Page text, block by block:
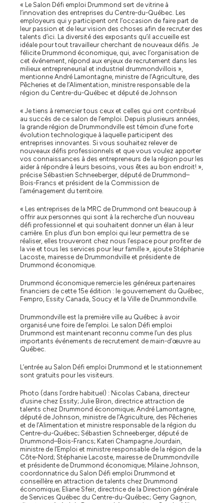
« Le Salon Défi emploi Drummond sert de vitrine à
l’innovation des entreprises du Centre-du-Québec. Les
employeurs qui y participent ont l’occasion de faire part de
leur passion et de leur vision des choses afin de recruter des
talents d’ici. La diversité des exposants qu’il accueille est
idéale pour tout travailleur cherchant de nouveaux défis. Je
félicite Drummond économique, qui, avec l’organisation de
cet événement, répond aux enjeux de recrutement dans les
milieux entrepreneurial et industriel drummondvillois »,
mentionne André Lamontagne, ministre de l’Agriculture, des
Pêcheries et de l’Alimentation, ministre responsable de la
région du Centre-du-Québec et député de Johnson
« Je tiens à remercier tous ceux et celles qui ont contribué
au succès de ce salon de l’emploi. Depuis plusieurs années,
la grande région de Drummondville est témoin d’une forte
évolution technologique à laquelle participent des
entreprises innovantes. Si vous souhaitez relever de
nouveaux défis professionnels et que vous voulez apporter
vos connaissances à des entrepreneurs de la région pour les
aider à répondre à leurs besoins, vous êtes au bon endroit! »,
précise Sébastien Schneeberger, député de Drummond–
Bois-Francs et président de la Commission de
l’aménagement du territoire.
« Les entreprises de la MRC de Drummond ont beaucoup à
offrir aux personnes qui sont à la recherche d’un nouveau
défi professionnel et qui souhaitent donner un élan à leur
carrière. En plus d’un bon emploi qui leur permettra de se
réaliser, elles trouveront chez nous l’espace pour profiter de
la vie et tous les services pour leur famille », ajoute Stéphanie
Lacoste, mairesse de Drummondville et présidente de
Drummond économique.
Drummond économique remercie les généreux partenaires
financiers de cette 15e édition : le gouvernement du Québec,
Fempro, Essity Canada, Soucy et la Ville de Drummondville.
Drummondville est la première ville au Québec à avoir
organisé une foire de l’emploi. Le salon Défi emploi
Drummond est maintenant reconnu comme l’un des plus
importants événements de recrutement de main-d’œuvre au
Québec.
L’entrée au Salon Défi emploi Drummond et le stationnement
sont gratuits pour les visiteurs.
Photo (dans l’ordre habituel) : Nicolas Cabana, directeur
d’usine chez Essity; Julie Biron, directrice attraction de
talents chez Drummond économique; André Lamontagne,
député de Johnson, ministre de l’Agriculture, des Pêcheries
et de l’Alimentation et ministre responsable de la région du
Centre-du-Québec; Sébastien Schneeberger, député de
Drummond–Bois-Francs; Kateri Champagne Jourdain,
ministre de l’Emploi et ministre responsable de la région de la
Côte-Nord; Stéphanie Lacoste, mairesse de Drummondville
et présidente de Drummond économique; Milaine Johnson,
coordonnatrice du Salon Défi emploi Drummond et
conseillère en attraction de talents chez Drummond
économique; Eliane Sfeir, directrice de la Direction générale
de Services Québec du Centre-du-Québec; Gerry Gagnon,